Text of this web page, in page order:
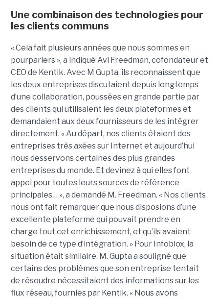
Une combinaison des technologies pour
les clients communs
« Cela fait plusieurs années que nous sommes en
pourparlers », a indiqué Avi Freedman, cofondateur et
CEO de Kentik. Avec M Gupta, ils reconnaissent que
les deux entreprises discutaient depuis longtemps
d’une collaboration, poussées en grande partie par
des clients qui utilisaient les deux plateformes et
demandaient aux deux fournisseurs de les intégrer
directement. « Au départ, nos clients étaient des
entreprises très axées sur Internet et aujourd’hui
nous desservons certaines des plus grandes
entreprises du monde. Et devinez à qui elles font
appel pour toutes leurs sources de référence
principales… », a demandé M. Freedman. « Nos clients
nous ont fait remarquer que nous disposions d’une
excellente plateforme qui pouvait prendre en
charge tout cet enrichissement, et qu’ils avaient
besoin de ce type d’intégration. » Pour Infoblox, la
situation était similaire. M. Gupta a souligné que
certains des problèmes que son entreprise tentait
de résoudre nécessitaient des informations sur les
flux réseau, fournies par Kentik. « Nous avons